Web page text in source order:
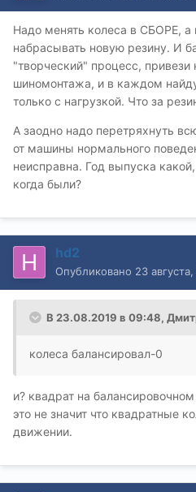
Надо менять колеса в СБОРЕ, а
набрасывать новую резину. И
"творческий" процесс, привези
шиномонтажа, и в каждом
только с нагрузкой. Что за
А заодно надо перетряхнуть
от машины нормального
неисправна. Год выпуска
когда были?
hd2
Опубликовано 23
В 23.08.2019 в 09:48,
колеса балансировал-0
и? квадрат на
это не значит что квадратные
движении.